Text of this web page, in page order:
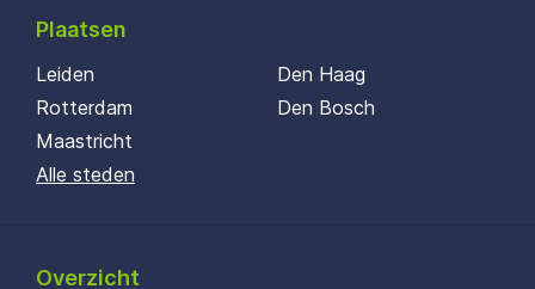
Plaatsen
Leiden
Rotterdam
Maastricht
Den Haag
Den Bosch
Alle steden
Overzicht